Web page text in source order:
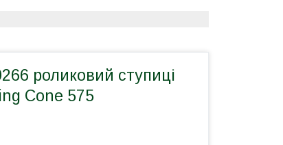
роликовий ступиці
Cone 575